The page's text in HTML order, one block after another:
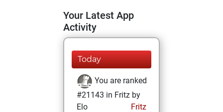
Your Latest App
Activity
Today
You are ranked
#21143 in Fritz by
Elo
Fritz